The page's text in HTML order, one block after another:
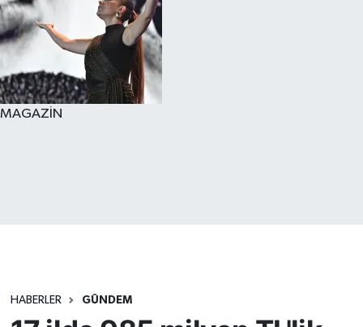
MAGAZİN
HABERLER GÜNDEM